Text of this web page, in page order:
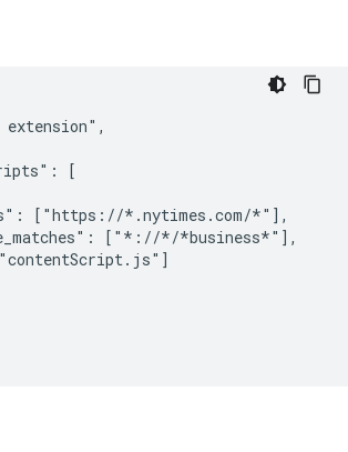
[
["https://*.nytimes.com/*"],
["*://*/*business*"],